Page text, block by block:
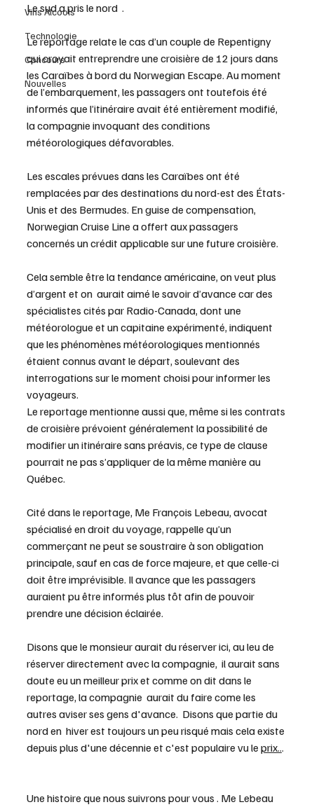
Vins Alcools
Technologie
Concours
Nouvelles
Le sud a pris le nord  .
Le reportage relate le cas d’un couple de Repentigny
qui croyait entreprendre une croisière de 12 jours dans
les Caraïbes à bord du Norwegian Escape. Au moment
de l’embarquement, les passagers ont toutefois été
informés que l’itinéraire avait été entièrement modifié,
la compagnie invoquant des conditions
météorologiques défavorables.
Les escales prévues dans les Caraïbes ont été
remplacées par des destinations du nord-est des États-
Unis et des Bermudes. En guise de compensation,
Norwegian Cruise Line a offert aux passagers
concernés un crédit applicable sur une future croisière.
Cela semble être la tendance américaine, on veut plus
d’argent et on  aurait aimé le savoir d’avance car des
spécialistes cités par Radio-Canada, dont une
météorologue et un capitaine expérimenté, indiquent
que les phénomènes météorologiques mentionnés
étaient connus avant le départ, soulevant des
interrogations sur le moment choisi pour informer les
voyageurs.
Le reportage mentionne aussi que, même si les contrats
de croisière prévoient généralement la possibilité de
modifier un itinéraire sans préavis, ce type de clause
pourrait ne pas s’appliquer de la même manière au
Québec.
Cité dans le reportage, Me François Lebeau, avocat
spécialisé en droit du voyage, rappelle qu’un
commerçant ne peut se soustraire à son obligation
principale, sauf en cas de force majeure, et que celle-ci
doit être imprévisible. Il avance que les passagers
auraient pu être informés plus tôt afin de pouvoir
prendre une décision éclairée.
Disons que le monsieur aurait du réserver ici, au leu de
réserver directement avec la compagnie,  il aurait sans
doute eu un meilleur prix et comme on dit dans le
reportage, la compagnie  aurait du faire come les
autres aviser ses gens d'avance.  Disons que partie du
nord en  hiver est toujours un peu risqué mais cela existe
depuis plus d'une décennie et c'est populaire vu le prix...
Une histoire que nous suivrons pour vous . Me Lebeau